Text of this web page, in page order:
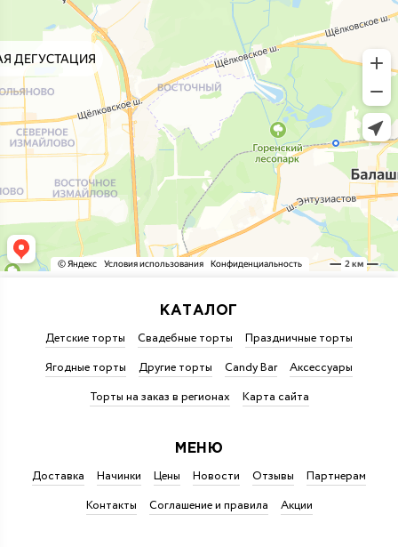
КАТАЛОГ
Детские торты Свадебные торты
Праздничные торты
Ягодные торты
Другие торты Candy Bar
Аксессуары
Торты на заказ в регионах
Карта сайта
МЕНЮ
Доставка Начинки Цены Новости Отзывы
Партнерам
Контакты
Соглашение и правила Акции